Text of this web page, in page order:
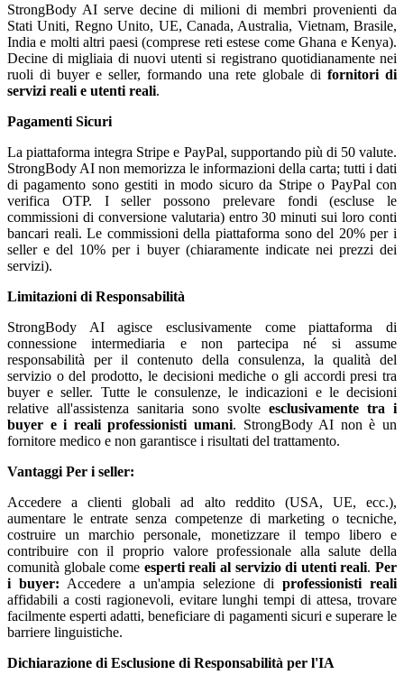
StrongBody AI serve decine di milioni di membri provenienti da
Stati Uniti, Regno Unito, UE, Canada, Australia, Vietnam, Brasile,
India e molti altri paesi (comprese reti estese come Ghana e Kenya).
Decine di migliaia di nuovi utenti si registrano quotidianamente nei
ruoli di buyer e seller, formando una rete globale di fornitori di
servizi reali e utenti reali.
Pagamenti Sicuri
La piattaforma integra Stripe e PayPal, supportando più di 50 valute.
StrongBody AI non memorizza le informazioni della carta; tutti i dati
di pagamento sono gestiti in modo sicuro da Stripe o PayPal con
verifica OTP. I seller possono prelevare fondi (escluse le
commissioni di conversione valutaria) entro 30 minuti sui loro conti
bancari reali. Le commissioni della piattaforma sono del 20% per i
seller e del 10% per i buyer (chiaramente indicate nei prezzi dei
servizi).
Limitazioni di Responsabilità
StrongBody AI agisce esclusivamente come piattaforma di
connessione intermediaria e non partecipa né si assume
responsabilità per il contenuto della consulenza, la qualità del
servizio o del prodotto, le decisioni mediche o gli accordi presi tra
buyer e seller. Tutte le consulenze, le indicazioni e le decisioni
relative all'assistenza sanitaria sono svolte esclusivamente tra i
buyer e i reali professionisti umani. StrongBody AI non è un
fornitore medico e non garantisce i risultati del trattamento.
Vantaggi Per i seller:
Accedere a clienti globali ad alto reddito (USA, UE, ecc.),
aumentare le entrate senza competenze di marketing o tecniche,
costruire un marchio personale, monetizzare il tempo libero e
contribuire con il proprio valore professionale alla salute della
comunità globale come esperti reali al servizio di utenti reali.Per
i buyer: Accedere a un'ampia selezione di professionisti reali
affidabili a costi ragionevoli, evitare lunghi tempi di attesa, trovare
facilmente esperti adatti, beneficiare di pagamenti sicuri e superare le
barriere linguistiche.
Dichiarazione di Esclusione di Responsabilità per l'IA